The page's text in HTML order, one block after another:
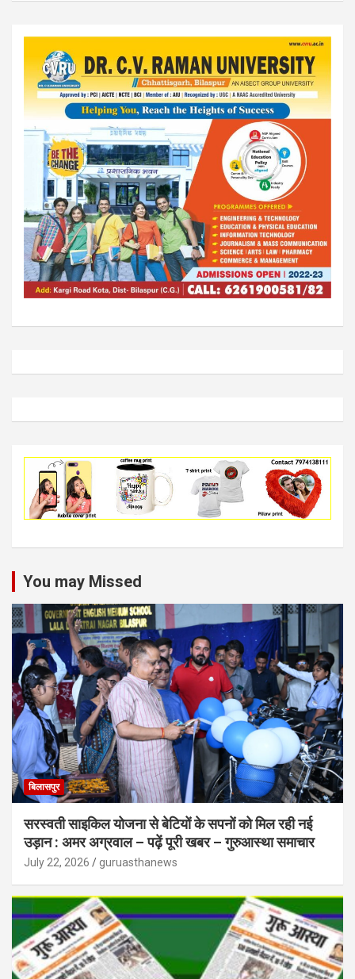
You may Missed
बिलासपुर
सरस्वती साइकिल योजना से बेटियों के सपनों को मिल रही नई
उड़ान : अमर अग्रवाल – पढ़ें पूरी खबर – गुरुआस्था समाचार
July 22, 2026 guruasthanews